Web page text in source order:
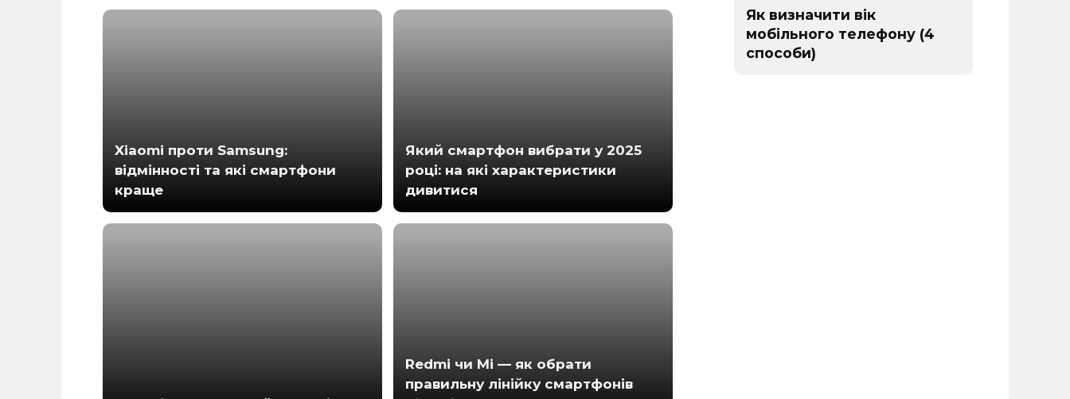
Xiaomi проти Samsung:
відмінності та які смартфони
краще
Який смартфон вибрати у 2025
році: на які характеристики
дивитися
Redmi чи Mi — як обрати
правильну лінійку смартфонів
Як визначити вік
мобільного телефону (4
способи)